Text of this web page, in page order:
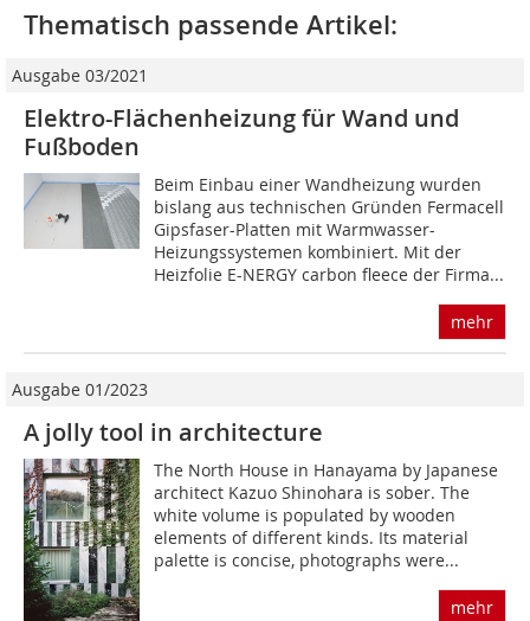
Thematisch passende Artikel:
Ausgabe 03/2021
Elektro-Flächenheizung für Wand und
Fußboden
Beim Einbau einer Wandheizung wurden
bislang aus technischen Gründen Fermacell
Gipsfaser-Platten mit Warmwasser-
Heizungssystemen kombiniert. Mit der
Heizfolie E-NERGY carbon fleece der Firma...
mehr
Ausgabe 01/2023
A jolly tool in architecture
The North House in Hanayama by Japanese
architect Kazuo Shinohara is sober. The
white volume is populated by wooden
elements of different kinds. Its material
palette is concise, photographs were...
mehr